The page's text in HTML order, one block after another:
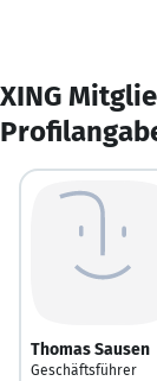
XING
Thomas Sausen
Geschäftsführer